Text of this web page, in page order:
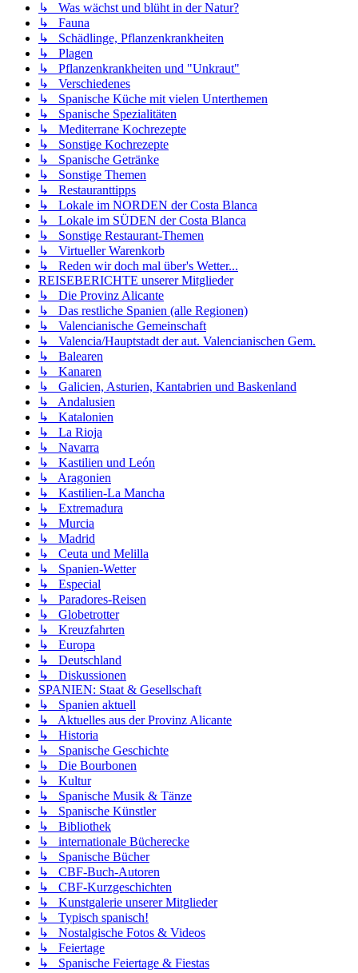
↳ Was wächst und blüht in der Natur?
↳ Fauna
↳ Schädlinge, Pflanzenkrankheiten
↳ Plagen
↳ Pflanzenkrankheiten und "Unkraut"
↳ Verschiedenes
↳ Spanische Küche mit vielen Unterthemen
↳ Spanische Spezialitäten
↳ Mediterrane Kochrezepte
↳ Sonstige Kochrezepte
↳ Spanische Getränke
↳ Sonstige Themen
↳ Restauranttipps
↳ Lokale im NORDEN der Costa Blanca
↳ Lokale im SÜDEN der Costa Blanca
↳ Sonstige Restaurant-Themen
↳ Virtueller Warenkorb
↳ Reden wir doch mal über's Wetter...
REISEBERICHTE unserer Mitglieder
↳ Die Provinz Alicante
↳ Das restliche Spanien (alle Regionen)
↳ Valencianische Gemeinschaft
↳ Valencia/Hauptstadt der aut. Valencianischen Gem.
↳ Balearen
↳ Kanaren
↳ Galicien, Asturien, Kantabrien und Baskenland
↳ Andalusien
↳ Katalonien
↳ La Rioja
↳ Navarra
↳ Kastilien und León
↳ Aragonien
↳ Kastilien-La Mancha
↳ Extremadura
↳ Murcia
↳ Madrid
↳ Ceuta und Melilla
↳ Spanien-Wetter
↳ Especial
↳ Paradores-Reisen
↳ Globetrotter
↳ Kreuzfahrten
↳ Europa
↳ Deutschland
↳ Diskussionen
SPANIEN: Staat & Gesellschaft
↳ Spanien aktuell
↳ Aktuelles aus der Provinz Alicante
↳ Historia
↳ Spanische Geschichte
↳ Die Bourbonen
↳ Kultur
↳ Spanische Musik & Tänze
↳ Spanische Künstler
↳ Bibliothek
↳ internationale Bücherecke
↳ Spanische Bücher
↳ CBF-Buch-Autoren
↳ CBF-Kurzgeschichten
↳ Kunstgalerie unserer Mitglieder
↳ Typisch spanisch!
↳ Nostalgische Fotos & Videos
↳ Feiertage
↳ Spanische Feiertage & Fiestas